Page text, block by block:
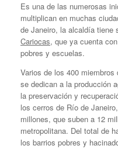
Es una de las numerosas
multiplican en muchas
de Janeiro, la alcaldía tiene
Cariocas, que ya cuenta
pobres y escuelas.
Varios de los 400 miembros
se dedican a la producción
la preservación y
los cerros de Río de
millones, que suben a 12
metropolitana. Del total de
los barrios pobres y